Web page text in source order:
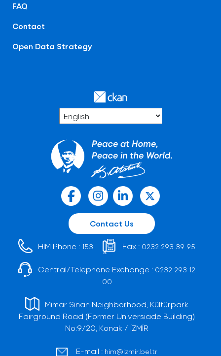
FAQ
Contact
Open Data Strategy
Contact Us
HIM Phone : 153 Fax : 0232 293 39 95
Central/Telephone Exchange : 0232 293 12
00
Mimar Sinan Neighborhood, Kültürpark
Fairground Road (Former Universiade Building)
No:9/20, Konak / İZMİR
E-mail : him@izmir.bel.tr